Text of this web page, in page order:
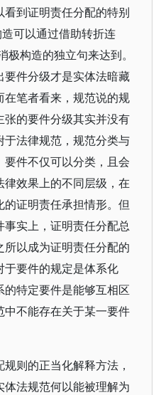
到证明责任分配的特别
可以通过借助转折连
构造的独立句来达到。
件分级才是实体法暗藏
笔者看来，规范说的规
的要件分级其实并没有
法律规范，规范分类与
件不仅可以分类，且会
效果上的不同层级，在
证明责任承担情形。但
实上，证明责任分配总
以成为证明责任分配的
要件的规定是体系化
特定要件是能够互相区
不能存在关于某一要件
则的正当化解释方法，
法规范何以能被理解为